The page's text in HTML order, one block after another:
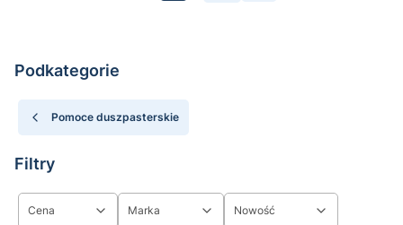
Podkategorie
Pomoce duszpasterskie
Filtry
Cena Marka Nowość